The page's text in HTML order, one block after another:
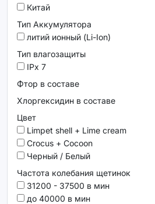
Китай
Тип Аккумулятора
литий ионный (Li-Ion)
Тип влагозащиты
IPx 7
Фтор в составе
Хлоргексидин в составе
Цвет
Limpet shell + Lime cream
Сrocus + Сocoon
Черный / Белый
Частота колебания щетинок
31200 - 37500 в мин
до 40000 в мин